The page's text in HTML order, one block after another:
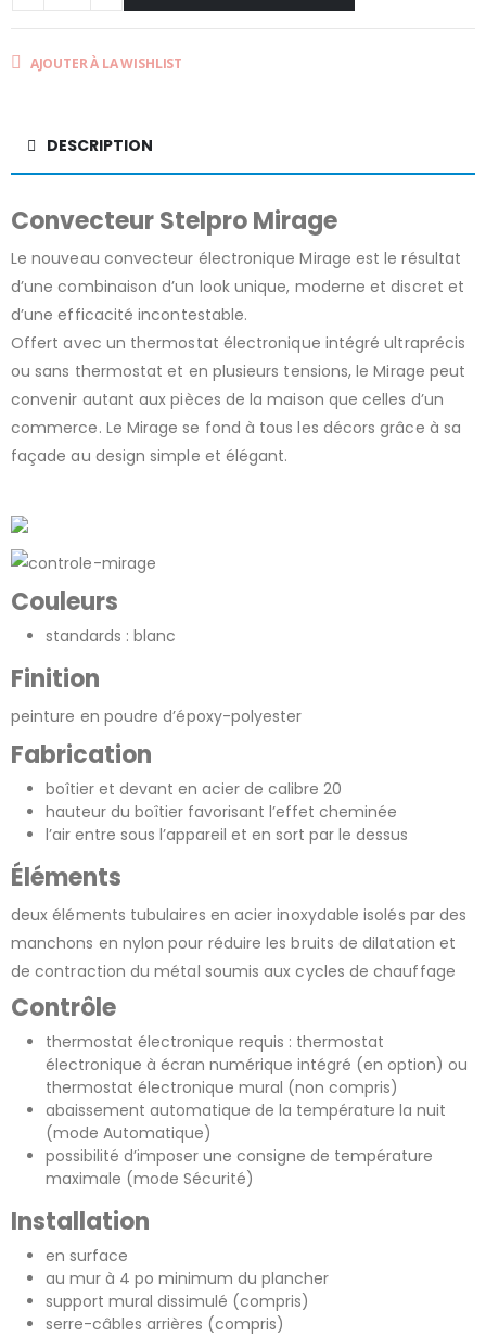
AJOUTER À LA WISHLIST
DESCRIPTION
Convecteur Stelpro Mirage
Le nouveau convecteur électronique Mirage est le résultat
d’une combinaison d’un look unique, moderne et discret et
d’une efficacité incontestable.
Offert avec un thermostat électronique intégré ultraprécis
ou sans thermostat et en plusieurs tensions, le Mirage peut
convenir autant aux pièces de la maison que celles d’un
commerce. Le Mirage se fond à tous les décors grâce à sa
façade au design simple et élégant.
Couleurs
standards : blanc
Finition
peinture en poudre d’époxy-polyester
Fabrication
boîtier et devant en acier de calibre 20
hauteur du boîtier favorisant l’effet cheminée
l’air entre sous l’appareil et en sort par le dessus
Éléments
deux éléments tubulaires en acier inoxydable isolés par des
manchons en nylon pour réduire les bruits de dilatation et
de contraction du métal soumis aux cycles de chauffage
Contrôle
thermostat électronique requis : thermostat
électronique à écran numérique intégré (en option) ou
thermostat électronique mural (non compris)
abaissement automatique de la température la nuit
(mode Automatique)
possibilité d’imposer une consigne de température
maximale (mode Sécurité)
Installation
en surface
au mur à 4 po minimum du plancher
support mural dissimulé (compris)
serre-câbles arrières (compris)